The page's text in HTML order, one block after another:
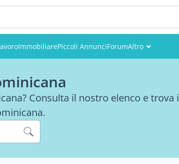
ImmobiliarePiccoli AnnunciForumAltro
Consulta il nostro elenco e trova i